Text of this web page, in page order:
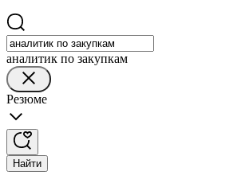
аналитик по закупкам
Резюме
Найти